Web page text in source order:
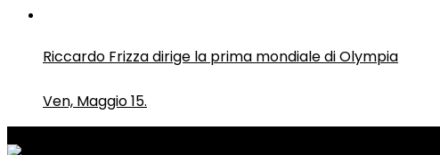
Riccardo Frizza dirige la prima mondiale di Olympia
Ven, Maggio 15.